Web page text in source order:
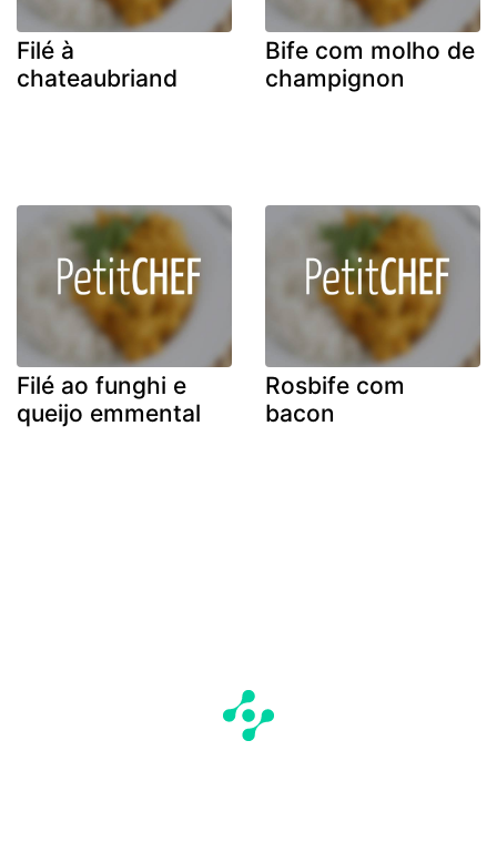
Filé à
chateaubriand
Bife com molho de
champignon
Filé ao funghi e
queijo emmental
Rosbife com
bacon